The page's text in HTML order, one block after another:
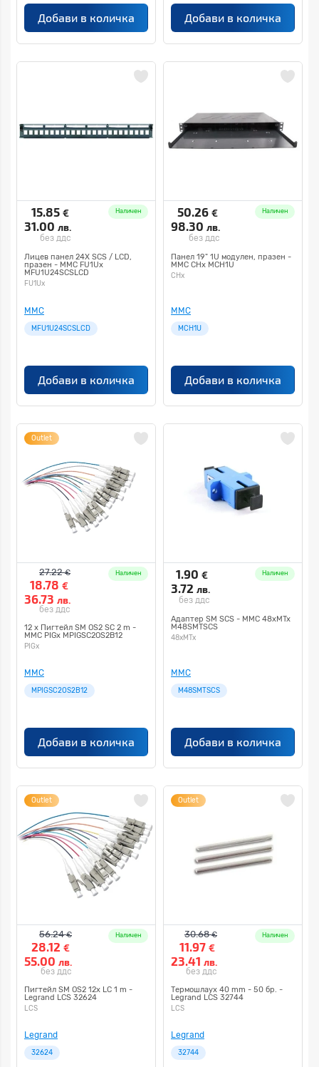
Добави в количка Добави в количка
15.85 €
31.00 лв.
без ддс
Наличен
Лицев панел 24X SCS / LCD,
празен - MMC FU1Ux
MFU1U24SCSLCD
FU1Ux
MMC
MFU1U24SCSLCD
Добави в количка
50.26 €
98.30 лв.
без ддс
Наличен
Панел 19" 1U модулен, празен -
MMC CHx MCH1U
CHx
MMC
MCH1U
Добави в количка
Outlet
27.22€
18.78 €
36.73 лв.
без ддс
Наличен
12 x Пигтейл SM OS2 SC 2 m -
MMC PIGx MPIGSC2OS2B12
PIGx
MMC
MPIGSC2OS2B12
Добави в количка
1.90 €
3.72 лв.
без ддс
Наличен
Адаптер SМ SCS - MMC 48xMTx
M48SMTSCS
48xMTx
MMC
M48SMTSCS
Добави в количка
Outlet
56.24€
28.12 €
55.00 лв.
без ддс
Наличен
Пигтейл SM OS2 12x LC 1 m -
Legrand LCS 32624
LCS
Legrand
32624
Outlet
30.68€
11.97 €
23.41 лв.
без ддс
Наличен
Термошлаух 40 mm - 50 бр. -
Legrand LCS 32744
LCS
Legrand
32744